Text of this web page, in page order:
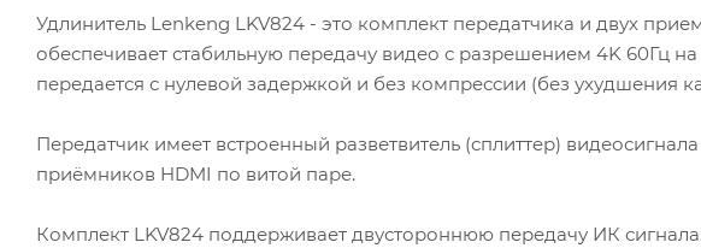
Удлинитель Lenkeng LKV824 - это комплект передатчика и двух
обеспечивает стабильную передачу видео с разрешением 4K 60Гц
передается с нулевой задержкой и без компрессии (без ухудшения
Передатчик имеет встроенный разветвитель (сплиттер)
приёмников HDMI по витой паре.
Комплект LKV824 поддерживает двустороннюю передачу ИК